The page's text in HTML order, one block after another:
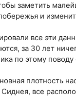
заметить
и
все эти
за 30 лет
по этому
плотность
все